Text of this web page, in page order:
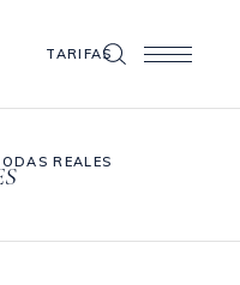
TARIFAS
REALES